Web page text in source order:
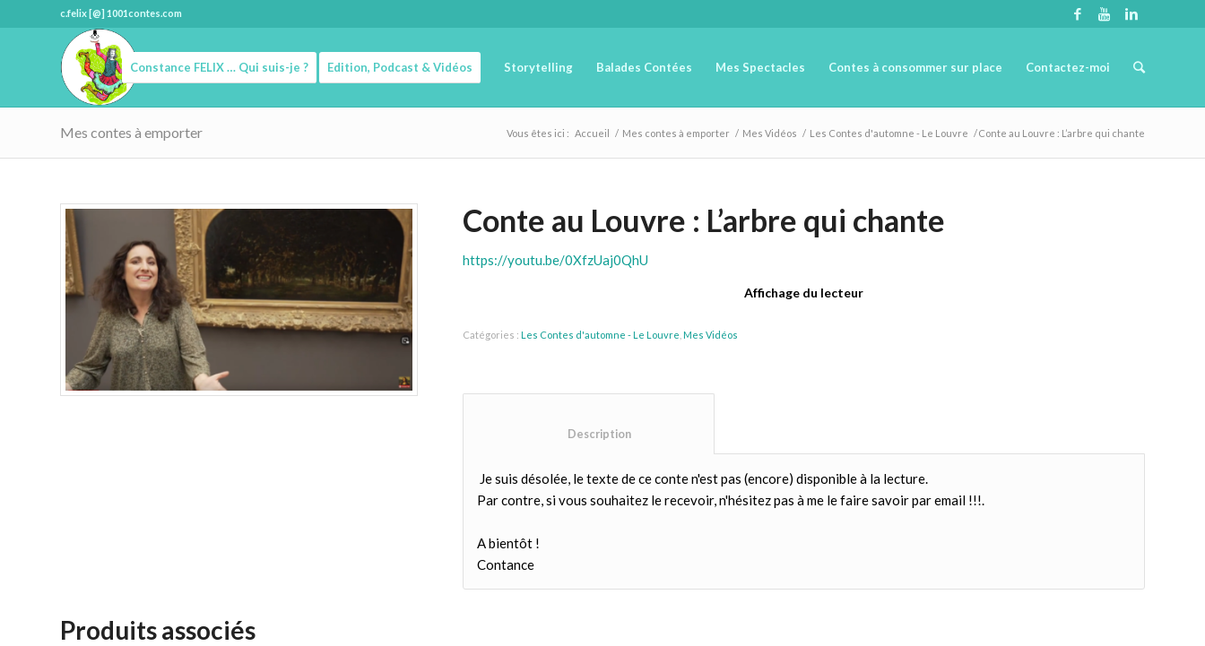
c.felix [@] 1001contes.com
Constance FELIX … Qui suis-je ? Edition, Podcast & Vidéos Storytelling Balades Contées Mes Spectacles Contes à consommer sur place Contactez-moi
Mes contes à emporter Vous êtes ici : Accueil / Mes contes à emporter / Mes Vidéos / Les Contes d'automne - Le Louvre /Conte au Louvre : L’arbre qui chante
Conte au Louvre : L’arbre qui chante
https://youtu.be/0XfzUaj0QhU
Affichage du lecteur
Catégories : Les Contes d'automne - Le Louvre Mes Vidéos
Je suis désolée, le texte de ce conte n'est pas (encore) disponible à la lecture.
Par contre, si vous souhaitez le recevoir, n'hésitez pas à me le faire savoir par email !!!.
A bientôt !
Contance
Produits associés